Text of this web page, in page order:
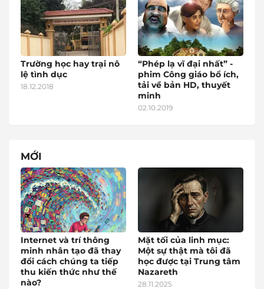
Trường học hay trại nô
lệ tình dục
18.12.2018
“Phép lạ vĩ đại nhất” -
phim Công giáo bổ ích,
tải về bản HD, thuyết
minh
02.10.2019
MỚI
Internet và trí thông
minh nhân tạo đã thay
đổi cách chúng ta tiếp
thu kiến thức như thế
nào?
Mặt tối của linh mục:
Một sự thật mà tôi đã
học được tại Trung tâm
Nazareth
28.11.2025